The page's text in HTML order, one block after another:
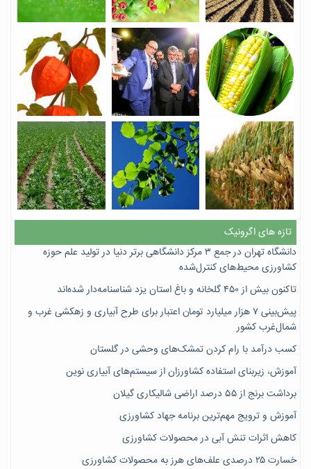
تازه های اگرونیک
دانشگاه تهران در جمع ۳ مرکز دانشگاهی برتر دنیا در تولید علم حوزه
کشاورزی محیط‌های کنترل‌شده
تاکنون بیش از ۴۵۰ گلخانه و باغ استان یزد شناسنامه‌دار شده‌اند
پیش‌بینی ۷‌ هزار میلیارد تومان اعتبار برای طرح آبیاری و زهکشی غرب و
شمال‌غرب کشور
کسب درآمد با رام کردن تمشک‌های وحشی در گلستان
آموزش، زیربنای استفاده کشاورزان از سیستم‌های آبیاری نوین
برداشت برنج از ۵۵ درصد اراضی شالیکاری گیلان
آموزش و ترویج مهم‌ترین برنامه جهاد کشاورزی
کاهش اثرات تنش آبی در محصولات کشاورزی
خسارت ۲۵ درصدی علف‌های هرز به محصولات کشاورزی